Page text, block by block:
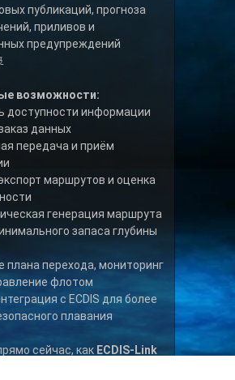
публикаций, прогноза
приливов и
предупреждений
возможности:
доступности информации
данных
передача и приём
маршрутов и оценка
генерация маршрута
запаса глубины
плана перехода, мониторинг
флотом
с ECDIS для более
плавания
сейчас, как ECDIS-Link